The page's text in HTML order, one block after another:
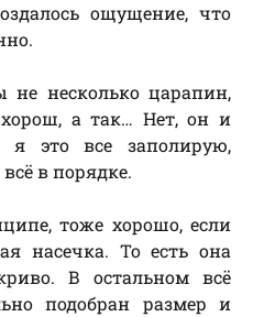
ощущение, что
несколько царапин,
а так… Нет, он и
я это все заполирую,
в порядке.
тоже хорошо, если
насечка. То есть она
В остальном всё
подобран размер и